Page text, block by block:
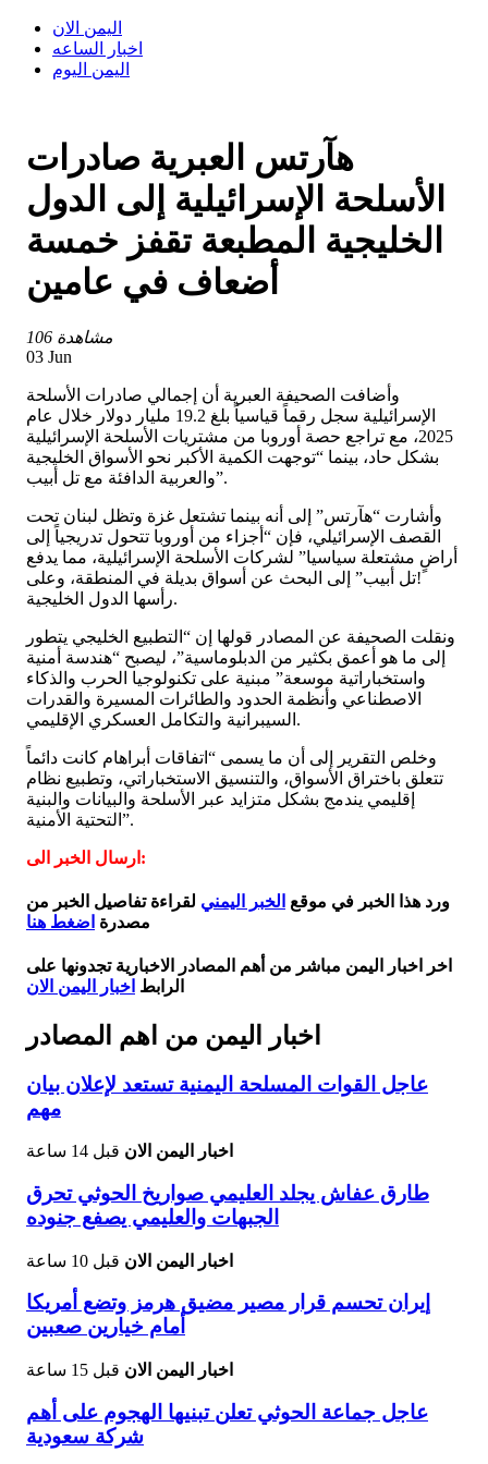
اليمن الان
اخبار الساعه
اليمن اليوم
هآرتس العبرية صادرات
الأسلحة الإسرائيلية إلى الدول
الخليجية المطبعة تقفز خمسة
أضعاف في عامين
106 مشاهدة
03 Jun
وأضافت الصحيفة العبرية أن إجمالي صادرات الأسلحة
الإسرائيلية سجل رقماً قياسياً بلغ 19.2 مليار دولار خلال عام
2025، مع تراجع حصة أوروبا من مشتريات الأسلحة الإسرائيلية
بشكل حاد، بينما “توجهت الكمية الأكبر نحو الأسواق الخليجية
والعربية الدافئة مع تل أبيب”.
وأشارت “هآرتس” إلى أنه بينما تشتعل غزة وتظل لبنان تحت
القصف الإسرائيلي، فإن “أجزاء من أوروبا تتحول تدريجياً إلى
أراضٍ مشتعلة سياسيا” لشركات الأسلحة الإسرائيلية، مما يدفع
!تل أبيب” إلى البحث عن أسواق بديلة في المنطقة، وعلى
رأسها الدول الخليجية.
ونقلت الصحيفة عن المصادر قولها إن “التطبيع الخليجي يتطور
إلى ما هو أعمق بكثير من الدبلوماسية”، ليصبح “هندسة أمنية
واستخباراتية موسعة” مبنية على تكنولوجيا الحرب والذكاء
الاصطناعي وأنظمة الحدود والطائرات المسيرة والقدرات
السيبرانية والتكامل العسكري الإقليمي.
وخلص التقرير إلى أن ما يسمى “اتفاقات أبراهام كانت دائماً
تتعلق باختراق الأسواق، والتنسيق الاستخباراتي، وتطبيع نظام
إقليمي يندمج بشكل متزايد عبر الأسلحة والبيانات والبنية
التحتية الأمنية”.
ارسال الخبر الى:
ورد هذا الخبر في موقع الخبر اليمني لقراءة تفاصيل الخبر من
مصدرة اضغط هنا
اخر اخبار اليمن مباشر من أهم المصادر الاخبارية تجدونها على
الرابط اخبار اليمن الان
اخبار اليمن من اهم المصادر
عاجل القوات المسلحة اليمنية تستعد لإعلان بيان
مهم
اخبار اليمن الان قبل 14 ساعة
طارق عفاش يجلد العليمي صواريخ الحوثي تحرق
الجبهات والعليمي يصفع جنوده
اخبار اليمن الان قبل 10 ساعة
إيران تحسم قرار مصير مضيق هرمز وتضع أمريكا
أمام خيارين صعبين
اخبار اليمن الان قبل 15 ساعة
عاجل جماعة الحوثي تعلن تبنيها الهجوم على أهم
شركة سعودية